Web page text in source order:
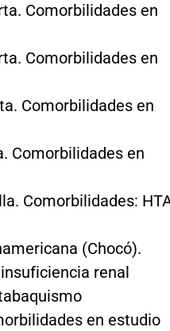
Comorbilidades en
Comorbilidades en
Comorbilidades en
Comorbilidades en
Comorbilidades:
(Chocó).
renal
en estudio